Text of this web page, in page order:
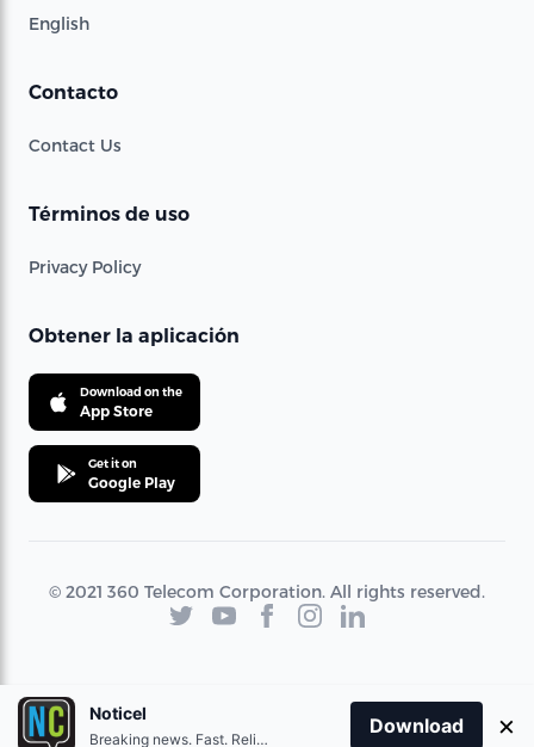
English
Contacto
Contact Us
Términos de uso
Privacy Policy
Obtener la aplicación
Download on the
App Store
Get it on
Google Play
© 2021 360 Telecom Corporation. All rights reserved.
Noticel
Breaking news. Fast. Reliable.
Download ×